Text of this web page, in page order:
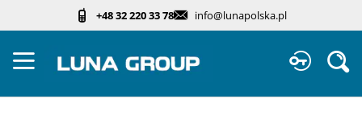
+48 32 220 33 78 info@lunapolska.pl